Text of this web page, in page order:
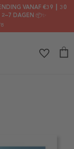
VANAF €39 ┃ 30
DAGEN 📦✨